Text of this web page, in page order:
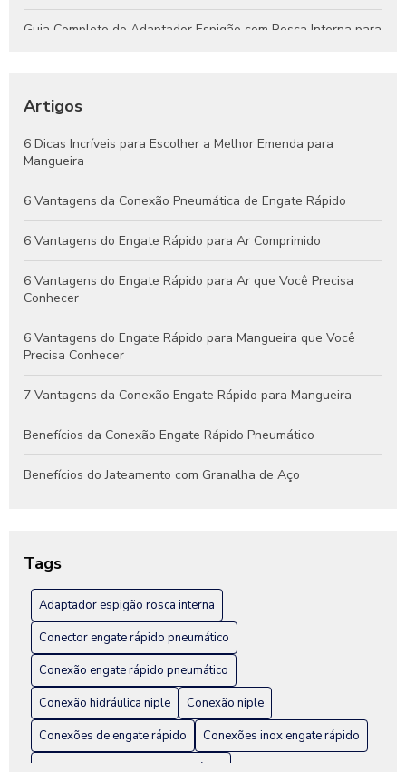
Guia Completo do Adaptador Espigão com Rosca Interna para
Eficientes e Confiáveis
Engates Pneumáticos: Vantagens, Aplicações e Dicas para
Escolher o Melhor Modelo
Guia Completo de Engates Pneumáticos: Benefícios, Usos e
Dicas de Manutenção
Artigos
6 Dicas Incríveis para Escolher a Melhor Emenda para
Mangueira
6 Vantagens da Conexão Pneumática de Engate Rápido
6 Vantagens do Engate Rápido para Ar Comprimido
6 Vantagens do Engate Rápido para Ar que Você Precisa
Conhecer
6 Vantagens do Engate Rápido para Mangueira que Você
Precisa Conhecer
7 Vantagens da Conexão Engate Rápido para Mangueira
Benefícios da Conexão Engate Rápido Pneumático
Benefícios do Jateamento com Granalha de Aço
Como Escolher a Conexão Hidráulica Niple Ideal para Seu
Projeto
Como Escolher a Melhor Conexão Engate Rápido em Inox
para Seu Projeto
Como escolher a melhor fábrica de engate rápido hidráulico
Como Escolher Conexão Engate Rápido em Inox para Sua
Instalação
Como Escolher Conexões Inox Engate Rápido para sua
Tags
Adaptador espigão rosca interna
Conector engate rápido pneumático
Conexão engate rápido pneumático
Conexão hidráulica niple
Conexão niple
Conexões de engate rápido
Conexões inox engate rápido